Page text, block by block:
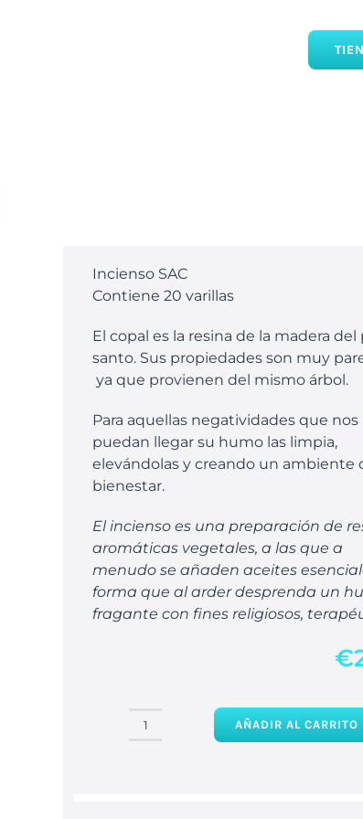
Incienso SAC
Contiene 20 varillas
El copal es la resina de la madera del
santo. Sus propiedades son muy
ya que provienen del mismo árbol.
Para aquellas negatividades que nos
puedan llegar su humo las limpia,
elevándolas y creando un ambiente
bienestar.
El incienso es una preparación de
aromáticas vegetales, a las que a
menudo se añaden aceites
forma que al arder desprenda un
fragante con fines religiosos,
€
Incienso
AÑADIR AL CARRITO